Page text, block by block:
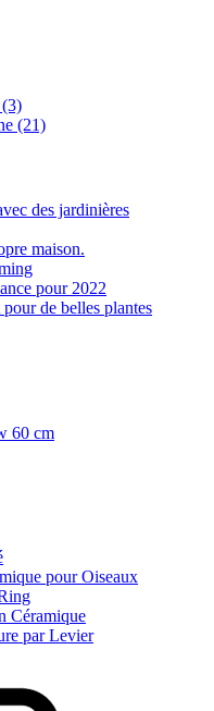
(3)
(21)
des jardinières
maison.
pour 2022
de belles plantes
60 cm
pour Oiseaux
Céramique
par Levier